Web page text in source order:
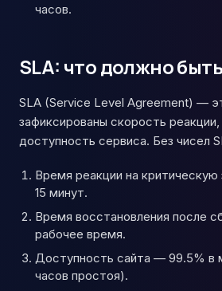
часов.
SLA: что должно
SLA (Service Level Agreement) —
зафиксированы скорость
доступность сервиса. Без чисел
Время реакции на
15 минут.
Время восстановления после
рабочее время.
Доступность сайта — 99.5% в
часов простоя).